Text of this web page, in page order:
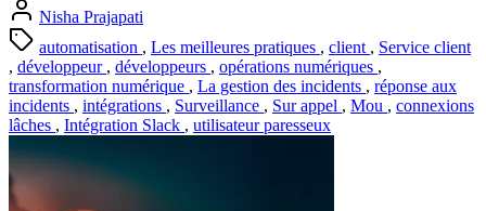
Nisha Prajapati
automatisation , Les meilleures pratiques , client , Service client
, développeur , développeurs , opérations numériques ,
transformation numérique , La gestion des incidents , réponse aux
incidents , intégrations , Surveillance , Sur appel , Mou , connexions
lâches , Intégration Slack , utilisateur paresseux